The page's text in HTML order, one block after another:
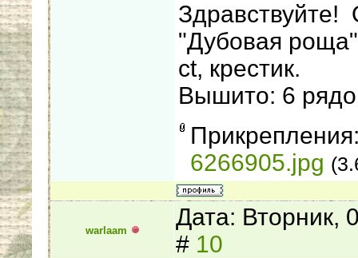
Здравствуйте!
"Дубовая
ct, крестик.
Вышито: 6
6266905.jpg
warlaam
Дата: Вторник,
# 10